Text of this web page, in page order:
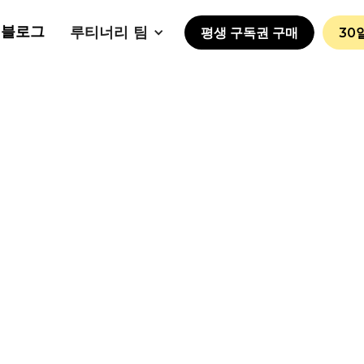
블로그 루티너리 팀 평생 구독권 구매 30